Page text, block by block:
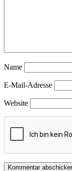
Name
E-Mail-Adresse
Website